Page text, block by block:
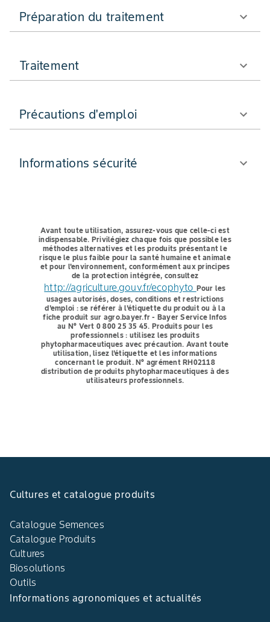
Préparation du traitement
Traitement
Précautions d'emploi
Informations sécurité
Avant toute utilisation, assurez-vous que celle-ci est
indispensable. Privilégiez chaque fois que possible les
méthodes alternatives et les produits présentant le
risque le plus faible pour la santé humaine et animale
et pour l'environnement, conformément aux principes
de la protection intégrée, consultez
http://agriculture.gouv.fr/ecophyto Pour les
usages autorisés, doses, conditions et restrictions
d'emploi : se référer à l'étiquette du produit ou à la
fiche produit sur agro.bayer.fr - Bayer Service Infos
au N° Vert 0 800 25 35 45. Produits pour les
professionnels : utilisez les produits
phytopharmaceutiques avec précaution. Avant toute
utilisation, lisez l'étiquette et les informations
concernant le produit. N° agrément RH02118
distribution de produits phytopharmaceutiques à des
utilisateurs professionnels.
Cultures et catalogue produits
Catalogue Semences
Catalogue Produits
Cultures
Biosolutions
Outils
Informations agronomiques et actualités